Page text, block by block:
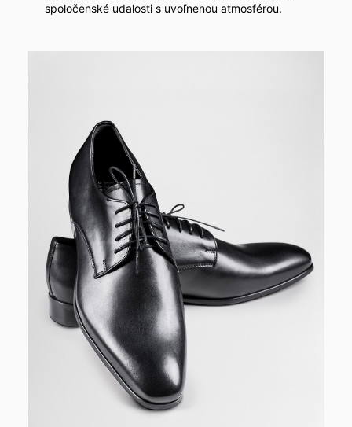
spoločenské udalosti s uvoľnenou atmosférou.